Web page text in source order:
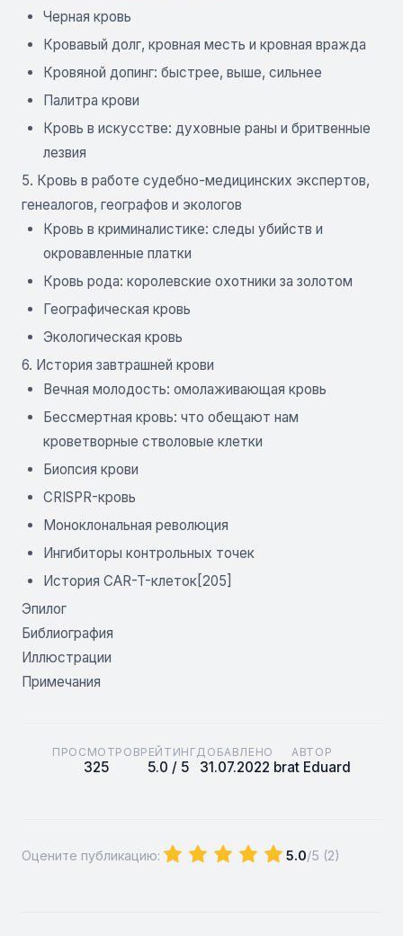
Черная кровь
Кровавый долг, кровная месть и кровная вражда
Кровяной допинг: быстрее, выше, сильнее
Палитра крови
Кровь в искусстве: духовные раны и бритвенные
лезвия
5. Кровь в работе судебно-медицинских экспертов,
генеалогов, географов и экологов
Кровь в криминалистике: следы убийств и
окровавленные платки
Кровь рода: королевские охотники за золотом
Географическая кровь
Экологическая кровь
6. История завтрашней крови
Вечная молодость: омолаживающая кровь
Бессмертная кровь: что обещают нам
кроветворные стволовые клетки
Биопсия крови
CRISPR-кровь
Моноклональная революция
Ингибиторы контрольных точек
История CAR-T-клеток[205]
Эпилог
Библиография
Иллюстрации
Примечания
ПРОСМОТРОВ
325
РЕЙТИНГ
5.0 / 5
ДОБАВЛЕНО
31.07.2022
АВТОР
brat Eduard
Оцените публикацию: 5.0/5 (2)